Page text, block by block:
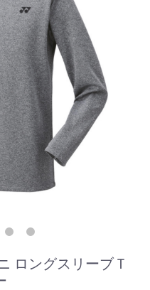
ロングスリーブＴ